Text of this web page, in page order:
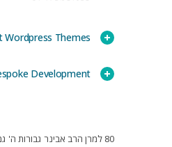
Wordpress Themes
Development
80 למרן הרב אבינר גבורות ה'